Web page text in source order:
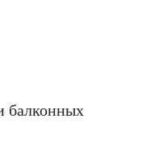
балконных